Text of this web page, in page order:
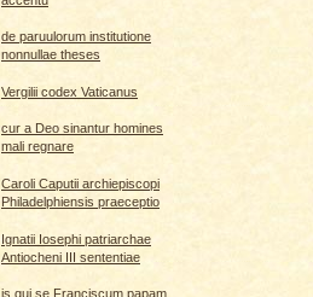
de paruulorum institutione
nonnullae theses
Vergilii codex Vaticanus
cur a Deo sinantur homines
mali regnare
Caroli Caputii archiepiscopi
Philadelphiensis praeceptio
Ignatii Iosephi patriarchae
Antiocheni III sententiae
is qui se Franciscum papam